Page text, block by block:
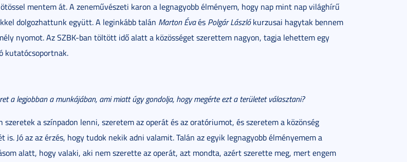
mentem át. A zeneművészeti karon a legnagyobb élményem, hogy nap mint nap világhírű
dolgozhattunk együtt. A leginkább talán Marton Évaés Polgár Lászlókurzusai hagytak bennem
nyomot. Az SZBK-ban töltött idő alatt a közösséget szerettem nagyon, tagja lehettem egy
kutatócsoportnak.
a legjobban a munkájában, ami miatt úgy gondolja, hogy megérte ezt a területet választani?
szeretek a színpadon lenni, szeretem az operát és az oratóriumot, és szeretem a közönség
is. Jó az az érzés, hogy tudok nekik adni valamit. Talán az egyik legnagyobb élményemem a
alatt, hogy valaki, aki nem szerette az operát, azt mondta, azért szerette meg, mert engem